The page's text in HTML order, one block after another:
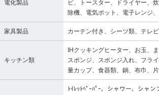
電化製品
ビ、トースター、ドライヤー、
除機、電気ポット、電子レンジ
家具製品 カーテン付き、シーツ類、テレ
キッチン類
IHクッキングヒーター、お玉、
スポンジ、スポンジ入れ、フラ
量カップ、食器類、鍋、布巾、
ﾄｲﾚｯﾄﾍﾟｰﾊﾟｰ、シャワー、シャ